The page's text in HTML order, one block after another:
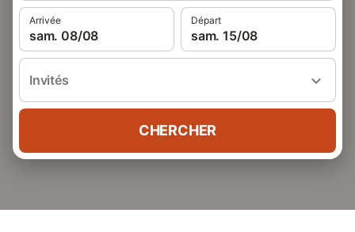
Arrivée
sam. 08/08
Départ
sam. 15/08
Invités
CHERCHER